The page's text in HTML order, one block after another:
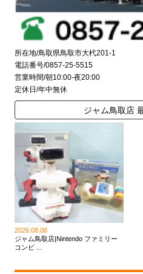
所在地/鳥取県鳥取市大杙201-1
電話番号/0857-25-5515
営業時間/朝10:00-夜20:00
定休日/年中無休
ジャム鳥取店
2026.08.08
ジャム鳥取店|Nintendo ファミリー
コンピ ...